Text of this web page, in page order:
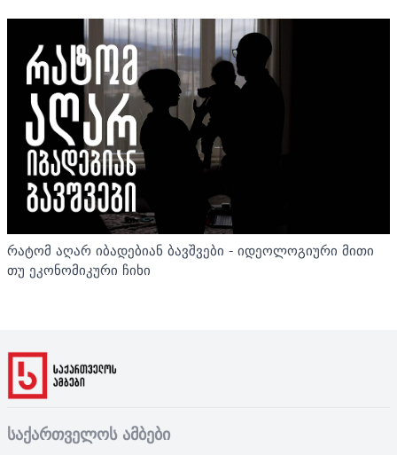
რატომ აღარ იბადებიან ბავშვები - იდეოლოგიური მითი
თუ ეკონომიკური ჩიხი
საქართველოს ამბები